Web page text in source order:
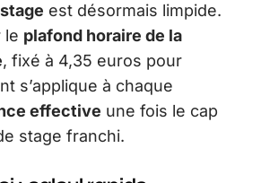
est désormais limpide.
le plafond horaire de la
, fixé à 4,35 euros pour
s’applique à chaque
effective une fois le cap
stage franchi.